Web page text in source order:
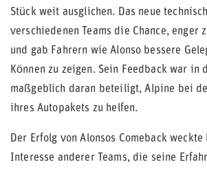
Stück weit ausglichen. Das neue
verschiedenen Teams die Chance, enger
und gab Fahrern wie Alonso bessere
Können zu zeigen. Sein Feedback war in
maßgeblich daran beteiligt, Alpine bei
ihres Autopakets zu helfen.
Der Erfolg von Alonsos Comeback
Interesse anderer Teams, die seine